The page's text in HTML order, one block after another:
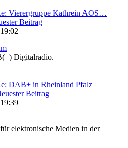
Vierergruppe Kathrein AOS…
Beitrag
Digitalradio.
DAB+ in Rheinland Pfalz
Beitrag
elektronische Medien in der